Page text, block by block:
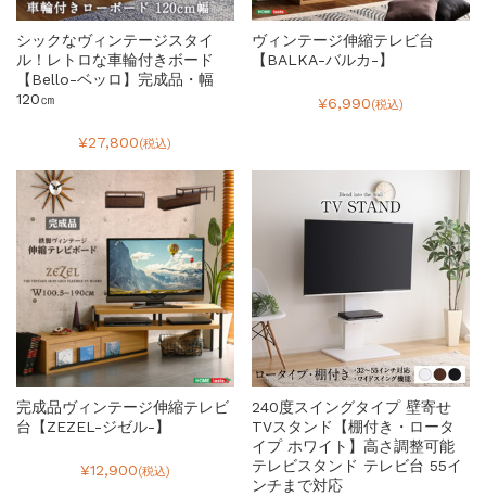
シックなヴィンテージスタイ
ル！レトロな車輪付きボード
【Bello-ベッロ】完成品・幅
120㎝
¥27,800(税込)
ヴィンテージ伸縮テレビ台
【BALKA-バルカ-】
¥6,990(税込)
完成品ヴィンテージ伸縮テレビ
台【ZEZEL-ジゼル-】
¥12,900(税込)
240度スイングタイプ 壁寄せ
TVスタンド【棚付き・ロータ
イプ ホワイト】高さ調整可能
テレビスタンド テレビ台 55イ
ンチまで対応